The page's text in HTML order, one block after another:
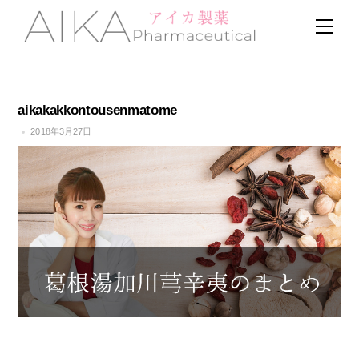
content
aikakakkontousenmatome
2018年3月27日